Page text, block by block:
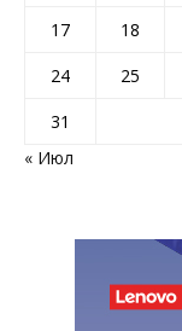
17
18
24
25
31
« Июл